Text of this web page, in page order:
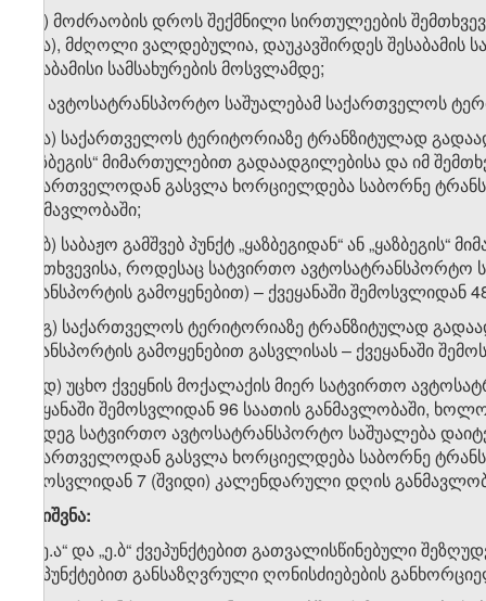
ე.დ) მოძრაობის დროს შექმნილი სირთულეების
სხვა), მძღოლი ვალდებულია, დაუკავშირდეს შესაბამის
შესაბამისი სამსახურების მოსვლამდე;
ე.ე) ავტოსატრანსპორტო საშუალებამ საქართველოს
ე.ე.ა) საქართველოს ტერიტორიაზე ტრანზიტულად
„ყაზბეგის“ მიმართულებით გადაადგილებისა და იმ
საქართველოდან გასვლა ხორციელდება საბორნე
განმავლობაში;
ე.ე.ბ) საბაჟო გამშვებ პუნქტ „ყაზბეგიდან“ ან
შემთხვევისა, როდესაც სატვირთო
ტრანსპორტის გამოყენებით) – ქვეყანაში შემოსვლიდან
ე.ე.გ) საქართველოს ტერიტორიაზე ტრანზიტულად
ტრანსპორტის გამოყენებით გასვლისას – ქვეყანაში
ე.ე.დ) უცხო ქვეყნის მოქალაქის მიერ სატვირთო
ქვეყანაში შემოსვლიდან 96 საათის განმავლობაში,
შემდეგ სატვირთო ავტოსატრანსპორტო საშუალება
საქართველოდან გასვლა ხორციელდება საბორნე
შემოსვლიდან 7 (შვიდი) კალენდარული დღის
შენიშვნა:
1. „ე.ა“ და „ე.ბ“ ქვეპუნქტებით გათვალისწინებული
ქვეპუნქტებით განსაზღვრული ღონისძიებების